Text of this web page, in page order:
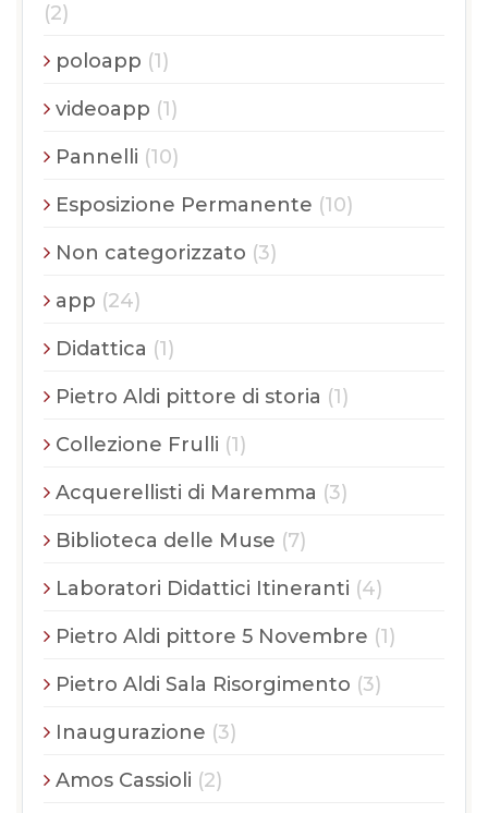
(2)
poloapp (1)
videoapp (1)
Pannelli (10)
Esposizione Permanente (10)
Non categorizzato (3)
app (24)
Didattica (1)
Pietro Aldi pittore di storia (1)
Collezione Frulli (1)
Acquerellisti di Maremma (3)
Biblioteca delle Muse (7)
Laboratori Didattici Itineranti (4)
Pietro Aldi pittore 5 Novembre (1)
Pietro Aldi Sala Risorgimento (3)
Inaugurazione (3)
Amos Cassioli (2)